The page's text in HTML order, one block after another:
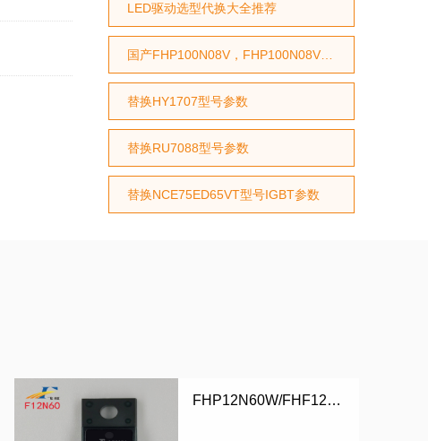
LED驱动选型代换大全推荐
替换HY1707型号参数
替换RU7088型号参数
替换NCE75ED65VT型号IGBT参数
FHP12N60W/FHF12N60W